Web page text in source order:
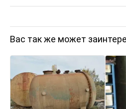
Вас так же может